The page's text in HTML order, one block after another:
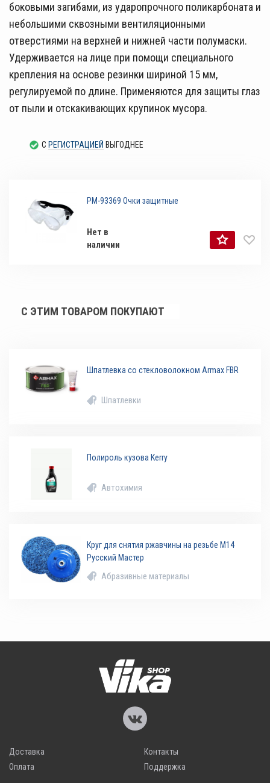
боковыми загибами, из ударопрочного поликарбоната и
небольшими сквозными вентиляционными
отверстиями на верхней и нижней части полумаски.
Удерживается на лице при помощи специального
крепления на основе резинки шириной 15 мм,
регулируемой по длине. Применяются для защиты глаз
от пыли и отскакивающих крупинок мусора.
С РЕГИСТРАЦИЕЙ ВЫГОДНЕЕ
РМ-93369 Очки защитные
Нет в
наличии
С ЭТИМ ТОВАРОМ ПОКУПАЮТ
Шпатлевка со стекловолокном Armax FBR
Шпатлевки
Полироль кузова Kerry
Автохимия
Круг для снятия ржавчины на резьбе М14
Русский Мастер
Абразивные материалы
Доставка
Оплата
Контакты
Поддержка